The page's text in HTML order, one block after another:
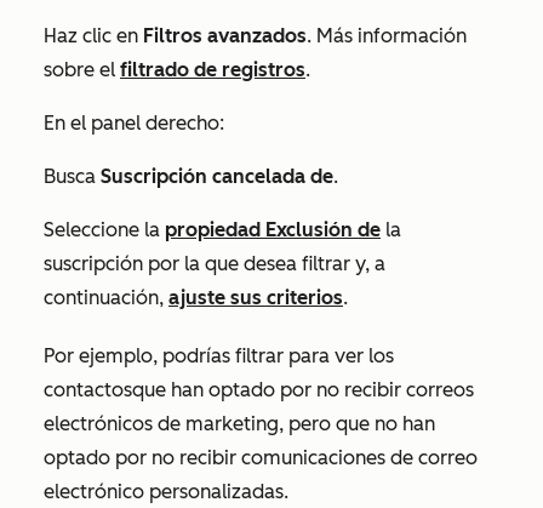
Haz clic en Filtros avanzados. Más información
sobre el filtrado de registros.
En el panel derecho:
Busca Suscripción cancelada de.
Seleccione la propiedad Exclusión de la
suscripción por la que desea filtrar y, a
continuación, ajuste sus criterios.
Por ejemplo, podrías filtrar para ver los
contactosque han optado por no recibir correos
electrónicos de marketing, pero que no han
optado por no recibir comunicaciones de correo
electrónico personalizadas.